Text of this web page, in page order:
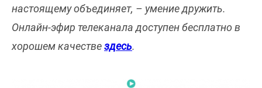
настоящему объединяет, – умение дружить.
Онлайн-эфир телеканала доступен бесплатно в
хорошем качествездесь.